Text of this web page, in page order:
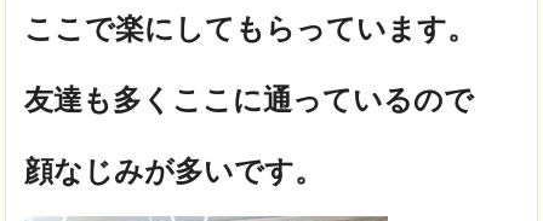
ここで楽にしてもらっています。
友達も多くここに通っているので
顔なじみが多いです。